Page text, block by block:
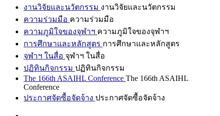
งานวิจัยและนวัตกรรม งานวิจัยและนวัตกรรม
ความร่วมมือ ความร่วมมือ
ความภูมิใจของจุฬาฯ ความภูมิใจของจุฬาฯ
การศึกษาและหลักสูตร การศึกษาและหลักสูตร
จุฬาฯ ในสื่อ จุฬาฯ ในสื่อ
ปฏิทินกิจกรรม ปฏิทินกิจกรรม
The 166th ASAIHL Conference The 166th ASAIHL
Conference
ประกาศจัดซื้อจัดจ้าง ประกาศจัดซื้อจัดจ้าง